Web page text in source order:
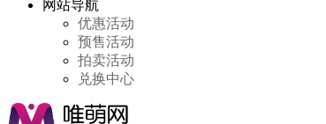
网站导航
优惠活动
预售活动
拍卖活动
兑换中心